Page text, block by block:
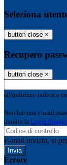
Seleziona
button close ×
Recupero
button close ×
all'indirizzo indicato
Non hai una e-mail
tramite la Login
E-mail inviata, si
Errore